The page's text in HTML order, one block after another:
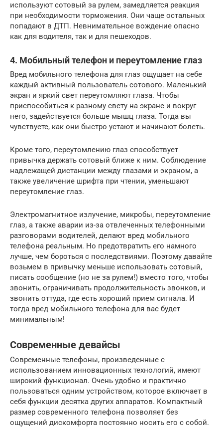
используют сотовый за рулем, замедляется реакция
при необходимости торможения. Они чаще остальных
попадают в ДТП. Невнимательное вождение опасно
как для водителя, так и для пешеходов.
4. Мобильный телефон и переутомление глаз
Вред мобильного телефона для глаз ощущает на себе
каждый активный пользователь сотового. Маленький
экран и яркий свет переутомляют глаза. Чтобы
приспособиться к разному свету на экране и вокруг
него, задействуется больше мышц глаза. Тогда вы
чувствуете, как они быстро устают и начинают болеть.
Кроме того, переутомлению глаз способствует
привычка держать сотовый ближе к ним. Соблюдение
надлежащей дистанции между глазами и экраном, а
также увеличение шрифта при чтении, уменьшают
переутомление глаз.
Электромагнитное излучение, микробы, переутомление
глаз, а также аварии из-за отвлеченных телефонными
разговорами водителей, делают вред мобильного
телефона реальным. Но предотвратить его намного
лучше, чем бороться с последствиями. Поэтому давайте
возьмем в привычку меньше использовать сотовый,
писать сообщение (но не за рулем!) вместо того, чтобы
звонить, ограничивать продолжительность звонков, и
звонить оттуда, где есть хороший прием сигнала. И
тогда вред мобильного телефона для вас будет
минимальным!
Современные девайсы
Современные телефоны, произведенные с
использованием инновационных технологий, имеют
широкий функционал. Очень удобно и практично
пользоваться одним устройством, которое включает в
себя функции десятка других аппаратов. Компактный
размер современного телефона позволяет без
ощущений дискомфорта постоянно носить его с собой.